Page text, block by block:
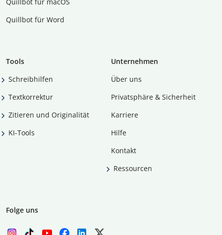
Quillbot für Word
Tools
Schreibhilfen
Textkorrektur
Zitieren und Originalität
KI-Tools
Unternehmen
Über uns
Privatsphäre & Sicherheit
Karriere
Hilfe
Kontakt
Ressourcen
Folge uns